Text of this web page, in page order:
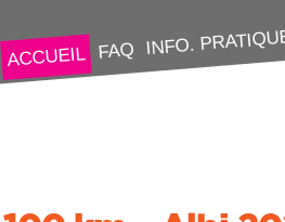
ACCUEIL FAQ INFO.